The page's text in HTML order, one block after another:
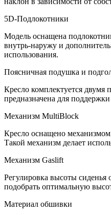
5D-Подлокотники
Модель оснащена
внутрь-наружу и
использования.
Поясничная подушка и
Кресло комплектуется
предназначена для
Механизм MultiBlock
Кресло оснащено
Такой механизм делает
Механизм Gaslift
Регулировка высоты сиденья
подобрать оптимальную
Материал обшивки